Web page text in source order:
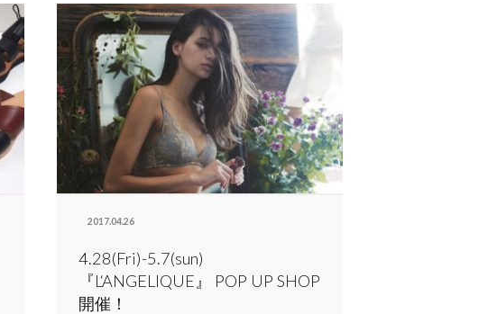
2017.04.26
4.28(Fri)-5.7(sun)
『L‘ANGELIQUE』 POP UP SHOP
開催！